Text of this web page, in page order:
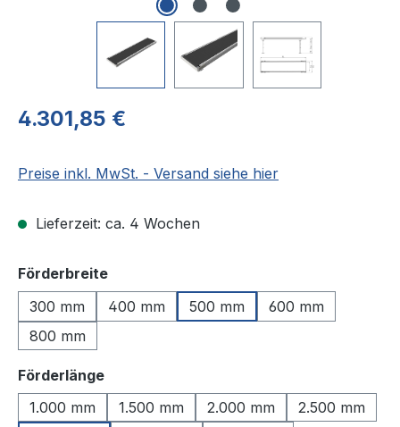
Regulärer Preis:
4.301,85 €
Preise inkl. MwSt. - Versand siehe hier
Lieferzeit: ca. 4 Wochen
Förderbreiteauswählen
300 mm
400 mm 500 mm
600 mm
800 mm
Förderlängeauswählen
1.000 mm
1.500 mm 2.000 mm
2.500 mm